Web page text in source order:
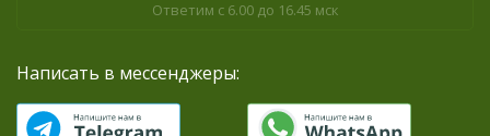
Ответим с 6.00 до 16.45 мск
Написать в мессенджеры: